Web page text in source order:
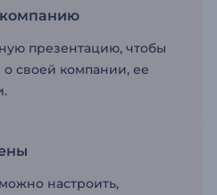
презентацию, чтобы
о своей компании, ее
настроить,